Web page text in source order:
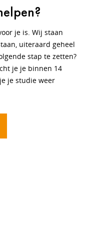
je is. Wij staan
uiteraard geheel
stap te zetten?
je je binnen 14
je studie weer